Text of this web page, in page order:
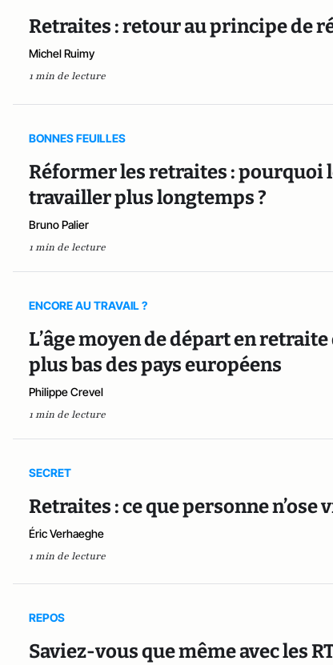
Retraites : retour au principe de
Michel Ruimy
1 min de lecture
BONNES FEUILLES
Réformer les retraites : pourquoi
travailler plus longtemps ?
Bruno Palier
1 min de lecture
ENCORE AU TRAVAIL ?
L’âge moyen de départ en
plus bas des pays européens
Philippe Crevel
1 min de lecture
SECRET
Retraites : ce que personne
Éric Verhaeghe
1 min de lecture
REPOS
Saviez-vous que même avec les